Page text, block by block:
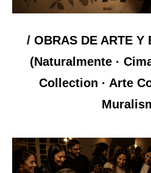
/ OBRAS DE ARTE Y
(Naturalmente ·
Collection · Arte